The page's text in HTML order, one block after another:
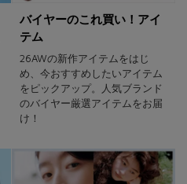
バイヤーのこれ買い！アイ
テム
26AWの新作アイテムをはじ
め、今おすすめしたいアイテム
をピックアップ。人気ブランド
のバイヤー厳選アイテムをお届
け！